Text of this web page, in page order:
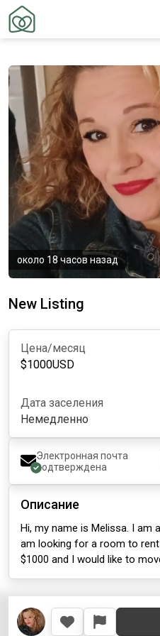
около 18 часов назад
New Listing
Цена/месяц
$1000USD
Дата заселения
Немедленно
Электронная почта
подтверждена
Описание
Hi, my name is Melissa. I am
am looking for a room to
$1000 and I would like to